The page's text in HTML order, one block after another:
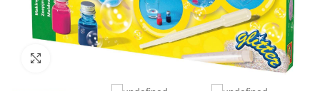
Нажмите, чтобы увеличить